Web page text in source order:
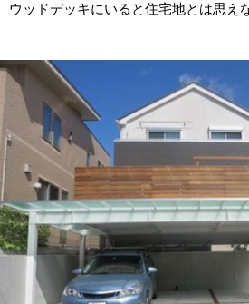
ウッドデッキにいると住宅地とは思え